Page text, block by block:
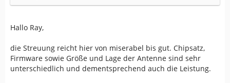
Hallo Ray,
die Streuung reicht hier von miserabel bis gut. Chipsatz,
Firmware sowie Größe und Lage der Antenne sind sehr
unterschiedlich und dementsprechend auch die Leistung.